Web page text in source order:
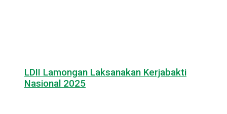
LDII Lamongan Laksanakan Kerjabakti
Nasional 2025